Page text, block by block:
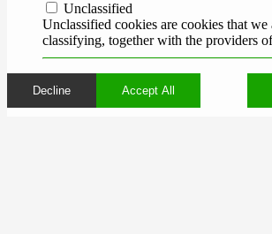
Unclassified
Unclassified cookies are cookies that we
classifying, together with the providers
Decline Accept All